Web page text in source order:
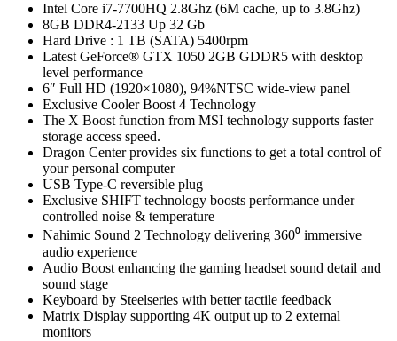
Intel Core i7-7700HQ 2.8Ghz (6M cache, up to 3.8Ghz)
8GB DDR4-2133 Up 32 Gb
Hard Drive : 1 TB (SATA) 5400rpm
Latest GeForce® GTX 1050 2GB GDDR5 with desktop
level performance
6″ Full HD (1920×1080), 94%NTSC wide-view panel
Exclusive Cooler Boost 4 Technology
The X Boost function from MSI technology supports faster
storage access speed.
Dragon Center provides six functions to get a total control of
your personal computer
USB Type-C reversible plug
Exclusive SHIFT technology boosts performance under
controlled noise & temperature
Nahimic Sound 2 Technology delivering 360⁰ immersive
audio experience
Audio Boost enhancing the gaming headset sound detail and
sound stage
Keyboard by Steelseries with better tactile feedback
Matrix Display supporting 4K output up to 2 external
monitors